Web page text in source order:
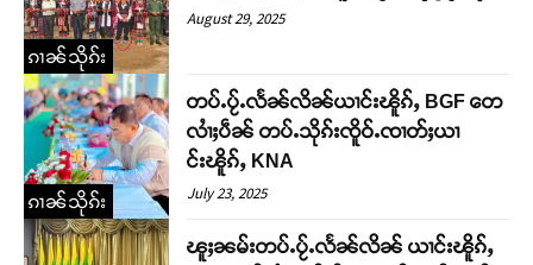
ၵၢၼ်သိုၵ်း
August 29, 2025
ၵၢၼ်သိုၵ်း
တပ်ႉပႂ်ႉလႅၼ်လိၼ်ယၢင်းၽိူၵ်ႇ BGF တေ
လၢႆႈပဵၼ် တပ်ႉသိုၵ်းၸိူဝ်ႉၸၢတ်ႈယၢ
င်းၽိူၵ်ႇ KNA
July 23, 2025
ၽူႈၼမ်းတပ်ႉပႂ်ႉလႅၼ်လိၼ် ယၢင်းၽိူၵ်ႇ